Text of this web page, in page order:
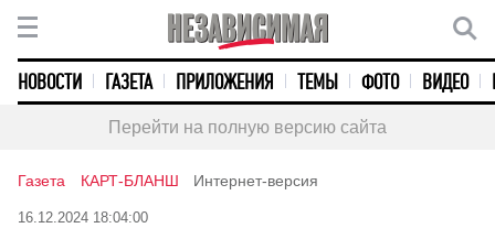
НОВОСТИ ГАЗЕТА ПРИЛОЖЕНИЯ ТЕМЫ ФОТО ВИДЕО
Перейти на полную версию сайта
Газета КАРТ-БЛАНШ Интернет-версия
16.12.2024 18:04:00